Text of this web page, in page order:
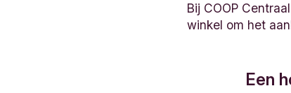
Bij COOP
winkel om het
Een